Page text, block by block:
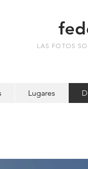
LAS FOTOS
Lugares